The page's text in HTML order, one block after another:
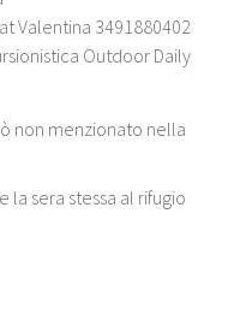
Valentina 3491880402
Outdoor Daily
non menzionato nella
la sera stessa al rifugio